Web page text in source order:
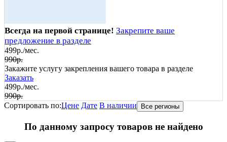
Всегда на первой странице! Закрепите ваше
предложение в разделе
499р./мес.
990р.
Закажите услугу закрепления вашего товара в разделе
Заказать
499р./мес.
990р.
Сортировать по:Цене Дате В наличии Все регионы
По данному запросу товаров не найдено